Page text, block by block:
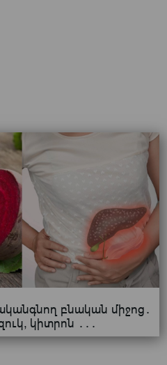
բնական միջոց․
կիտրոն ․․․